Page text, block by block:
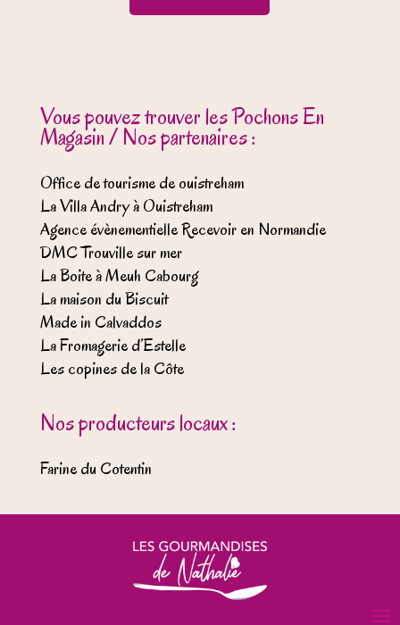
Vous pouvez trouver les Pochons En
Magasin / Nos partenaires :
Office de tourisme de ouistreham
La Villa Andry à Ouistreham
Agence évènementielle Recevoir en Normandie
DMC Trouville sur mer
La Boite à Meuh Cabourg
La maison du Biscuit
Made in Calvaddos
La Fromagerie d’Estelle
Les copines de la Côte
Nos producteurs locaux :
Farine du Cotentin